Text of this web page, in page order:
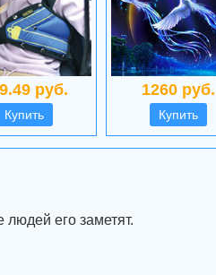
руб.
Купить
1260 руб.
Купить
людей его заметят.